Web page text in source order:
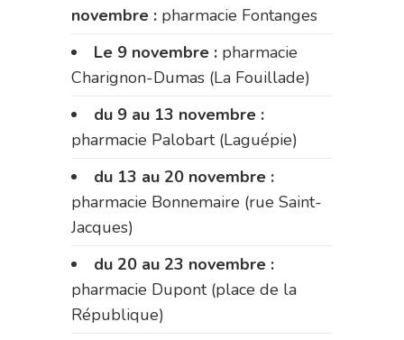
novembre : pharmacie Fontanges
Le 9 novembre : pharmacie
Charignon-Dumas (La Fouillade)
du 9 au 13 novembre :
pharmacie Palobart (Laguépie)
du 13 au 20 novembre :
pharmacie Bonnemaire (rue Saint-
Jacques)
du 20 au 23 novembre :
pharmacie Dupont (place de la
République)